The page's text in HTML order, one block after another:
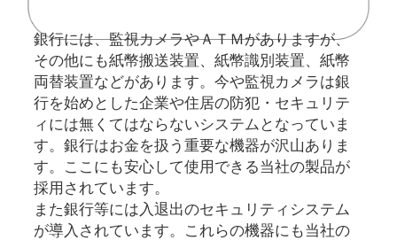
銀行には、監視カメラやＡＴＭがありますが、
その他にも紙幣搬送装置、紙幣識別装置、紙幣
両替装置などがあります。今や監視カメラは銀
行を始めとした企業や住居の防犯・セキュリテ
ィには無くてはならないシステムとなっていま
す。銀行はお金を扱う重要な機器が沢山ありま
す。ここにも安心して使用できる当社の製品が
採用されています。
また銀行等には入退出のセキュリティシステム
が導入されています。これらの機器にも当社の